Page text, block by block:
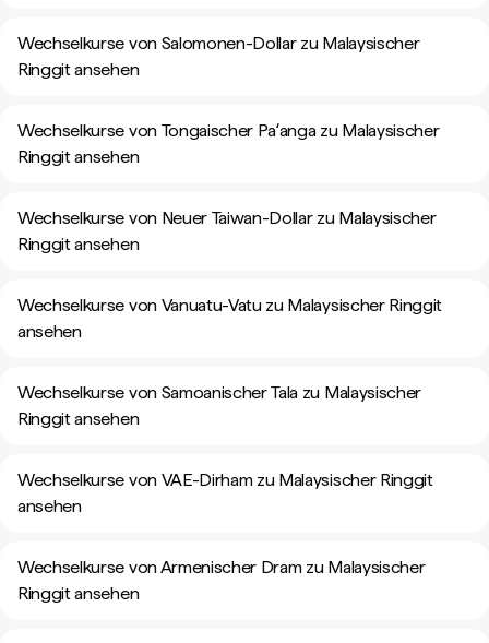
Wechselkurse von Salomonen-Dollar zu Malaysischer
Ringgit ansehen
Wechselkurse von Tongaischer Paʻanga zu Malaysischer
Ringgit ansehen
Wechselkurse von Neuer Taiwan-Dollar zu Malaysischer
Ringgit ansehen
Wechselkurse von Vanuatu-Vatu zu Malaysischer Ringgit
ansehen
Wechselkurse von Samoanischer Tala zu Malaysischer
Ringgit ansehen
Wechselkurse von VAE-Dirham zu Malaysischer Ringgit
ansehen
Wechselkurse von Armenischer Dram zu Malaysischer
Ringgit ansehen